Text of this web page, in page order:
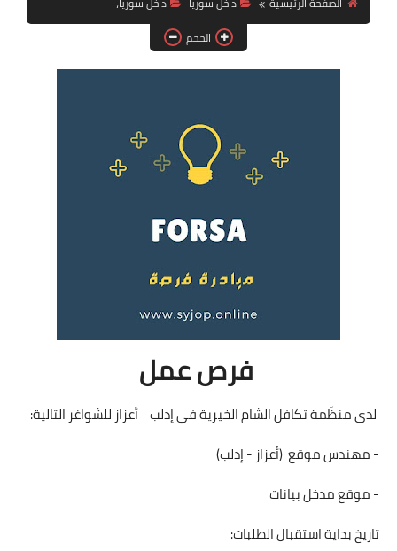
فرص عمل في العراق
فرص عمل في اليمن
دورات تدريبية
الحجم
فرص عمل
لدى منظّمة تكافل الشام الخيرية في إدلب - أعزاز للشواغر التالية:
- مهندس موقع (أعزاز - إدلب)
- موقع مدخل بيانات
تاريخ بداية استقبال الطلبات: